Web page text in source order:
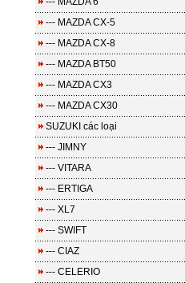
--- MAZDA CX-5
--- MAZDA CX-8
--- MAZDA BT50
--- MAZDA CX3
--- MAZDA CX30
SUZUKI các loại
--- JIMNY
--- VITARA
--- ERTIGA
--- XL7
--- SWIFT
--- CIAZ
--- CELERIO